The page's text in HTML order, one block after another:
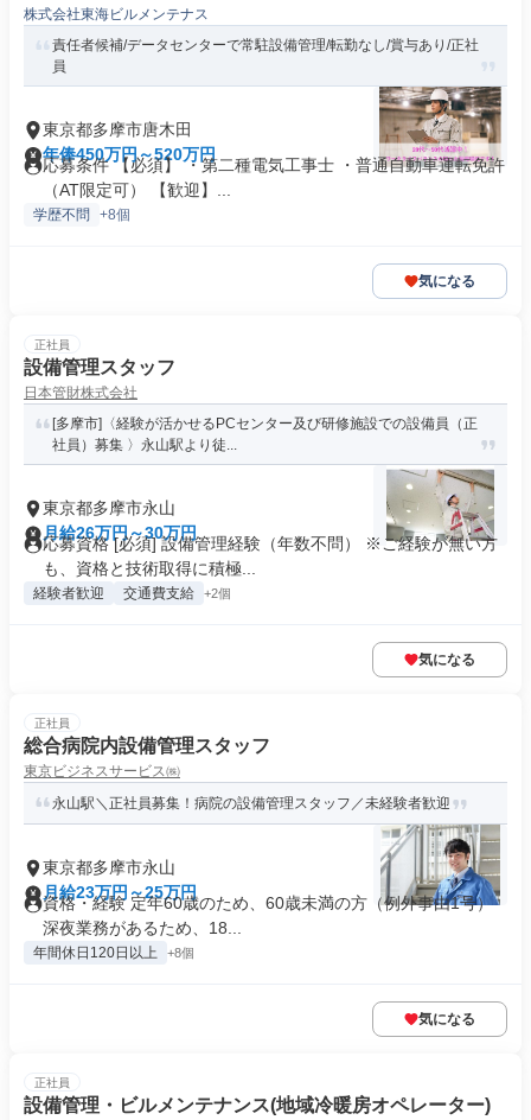
株式会社東海ビルメンテナス
責任者候補/データセンターで常駐設備管理/転勤なし/賞与あり/正社
員
東京都多摩市唐木田
年俸450万円～520万円
応募条件 【必須】 ・第二種電気工事士 ・普通自動車運転免許
（AT限定可） 【歓迎】...
学歴不問 +8個
気になる
正社員
設備管理スタッフ
日本管財株式会社
[多摩市]〈経験が活かせるPCセンター及び研修施設での設備員（正
社員）募集 〉永山駅より徒...
東京都多摩市永山
月給26万円～30万円
応募資格 [必須] 設備管理経験（年数不問） ※ご経験が無い方
も、資格と技術取得に積極...
経験者歓迎 交通費支給 +2個
気になる
正社員
総合病院内設備管理スタッフ
東京ビジネスサービス㈱
永山駅＼正社員募集！病院の設備管理スタッフ／未経験者歓迎
東京都多摩市永山
月給23万円～25万円
資格・経験 定年60歳のため、60歳未満の方（例外事由1号）
深夜業務があるため、18...
年間休日120日以上 +8個
気になる
正社員
設備管理・ビルメンテナンス(地域冷暖房オペレーター)